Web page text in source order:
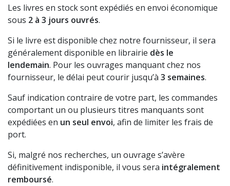
Les livres en stock sont expédiés en envoi économique
sous 2 à 3 jours ouvrés.
Si le livre est disponible chez notre fournisseur, il sera
généralement disponible en librairie dès le
lendemain. Pour les ouvrages manquant chez nos
fournisseur, le délai peut courir jusqu’à 3 semaines.
Sauf indication contraire de votre part, les commandes
comportant un ou plusieurs titres manquants sont
expédiées en un seul envoi, afin de limiter les frais de
port.
Si, malgré nos recherches, un ouvrage s’avère
définitivement indisponible, il vous sera intégralement
remboursé.